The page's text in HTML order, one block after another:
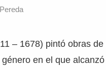
– 1678) pintó obras
en el que alcanzó